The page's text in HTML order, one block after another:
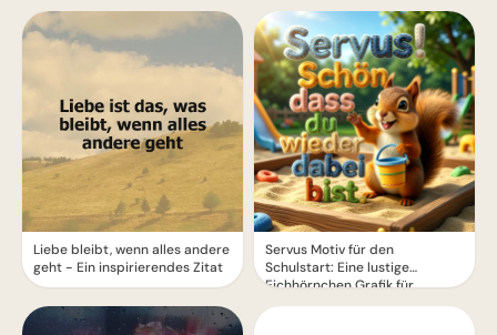
Liebe bleibt, wenn alles andere
geht - Ein inspirierendes Zitat
Servus Motiv für den
Schulstart: Eine lustige
Eichhörnchen Grafik für
WhatsApp